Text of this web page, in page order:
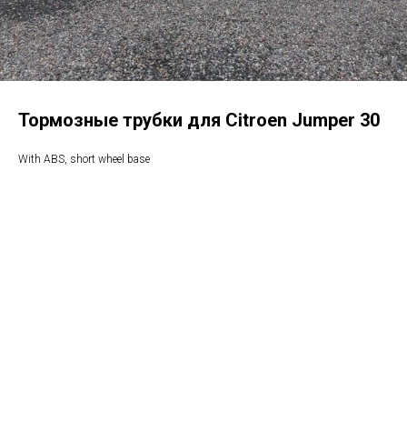
Тормозные трубки для Citroen Jumper 30
With ABS, short wheel base